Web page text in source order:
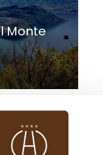
Monte